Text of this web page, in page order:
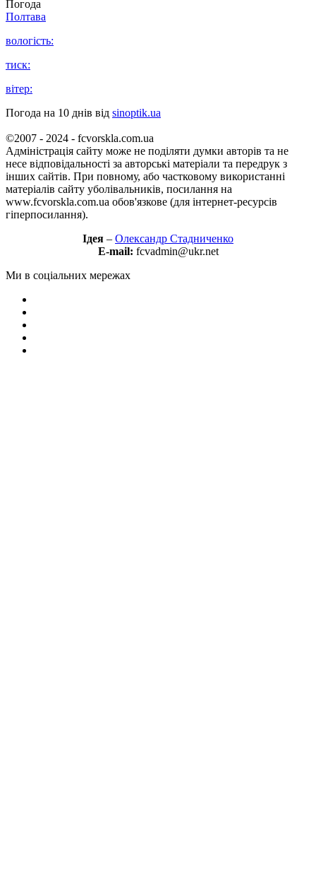
Погода
Полтава
вологість:
тиск:
вітер:
Погода на 10 днів від sinoptik.ua
©2007 - 2024 - fcvorskla.com.ua
Адміністрація сайту може не поділяти думки авторів та не
несе відповідальності за авторські матеріали та передрук з
інших сайтів. При повному, або частковому використанні
матеріалів сайту уболівальників, посилання на
www.fcvorskla.com.ua обов'язкове (для інтернет-ресурсів
гіперпосилання).
Ідея – Олександр Стадниченко
E-mail: fcvadmin@ukr.net
Ми в соціальних мережах